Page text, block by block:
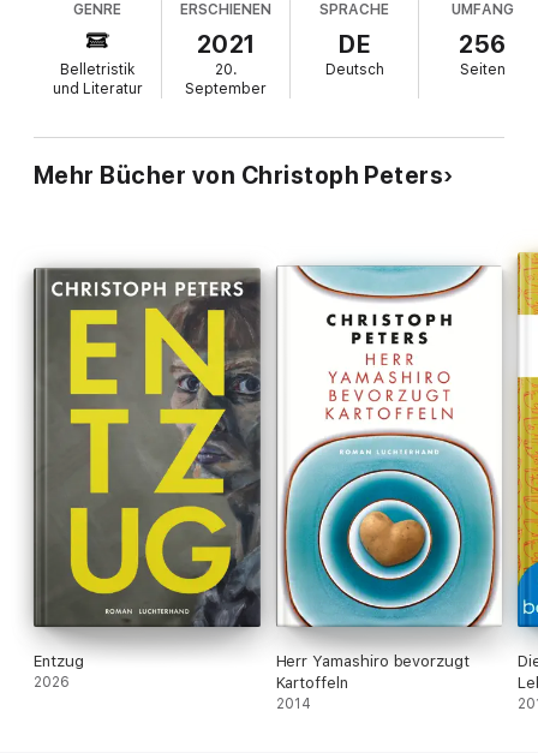
Glasur einer Teeschale entsteht das Panorama einer ganzen
Kultur. "Tage in Tokio" ist die Liebeserklärung an ein
faszinierendes und widersprüchliches Land, das mit jedem
Versuch, es zu verstehen, auch etwas über uns erzählt.
GENRE
Belletristik
und Literatur
ERSCHIENEN
2021
20.
September
SPRACHE
DE
Deutsch
UMFANG
256
Seiten
Mehr Bücher von Christoph Peters
Entzug
2026
Herr Yamashiro bevorzugt
Kartoffeln
2014